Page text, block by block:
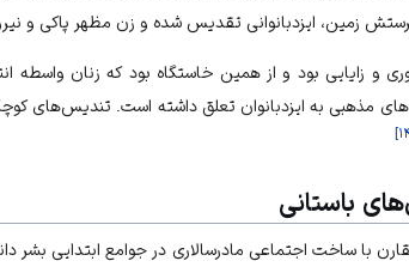
زمین، ایزدبانوانی تقدیس شده و زن مظهر پاکی و
و زایایی بود و از همین خاستگاه بود که زنان واسطه
مذهبی به ایزدبانوان تعلق داشته است. تندیس‌های
]
باستانی
با ساخت اجتماعی مادرسالاری در جوامع ابتدایی بشر